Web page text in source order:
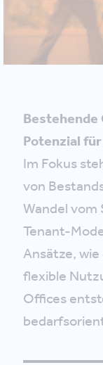
Bestehende
Potenzial
Im Fokus
von
Wandel vom
Tenant-
Ansätze,
flexible
Offices